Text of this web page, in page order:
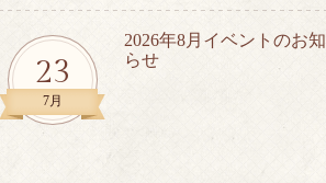
23
7月
2026年8月イベントのお知
らせ